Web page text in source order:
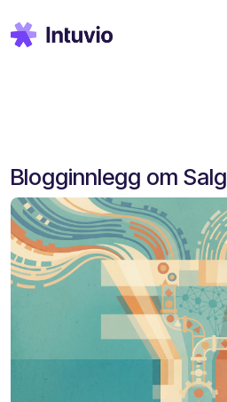
Blogginnlegg om Salg